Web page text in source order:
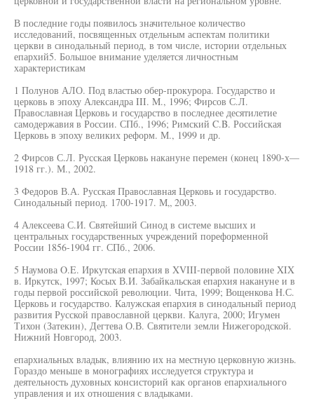
В последние годы появилось значительное количество
исследований, посвященных отдельным аспектам политики
церкви в синодальный период, в том числе, истории отдельных
епархий5. Большое внимание уделяется личностным
характеристикам
1 Полунов АЛО. Под властью обер-прокурора. Государство и
церковь в эпоху Александра III. M., 1996; Фирсов С.Л.
Православная Церковь и государство в последнее десятилетие
самодержавия в России. СПб., 1996; Римский C.B. Российская
Церковь в эпоху великих реформ. М., 1999 и др.
2 Фирсов С.Л. Русская Церковь накануне перемен (конец 1890-х—
1918 гг.). М., 2002.
3 Федоров В.А. Русская Православная Церковь и государство.
Синодальный период. 1700-1917. М„ 2003.
4 Алексеева С.И. Святейший Синод в системе высших и
центральных государственных учреждений пореформенной
России 1856-1904 гг. СПб., 2006.
5 Наумова O.E. Иркутская епархия в XVIII-первой половине XIX
в. Иркутск, 1997; Косых В.И. Забайкальская епархия накануне и в
годы первой российской революции. Чита, 1999; Вощенкова Н.С.
Церковь и государство. Калужская епархия в синодальный период
развития Русской православной церкви. Калуга, 2000; Игумен
Тихон (Затекин), Дегтева О.В. Святители земли Нижегородской.
Нижний Новгород, 2003.
епархиальных владык, влиянию их на местную церковную жизнь.
Гораздо меньше в монографиях исследуется структура и
деятельность духовных консисторий как органов епархиального
управления и их отношения с владыками.